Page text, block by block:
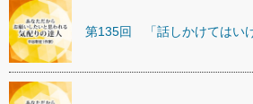
第135回 「話しかけてはい